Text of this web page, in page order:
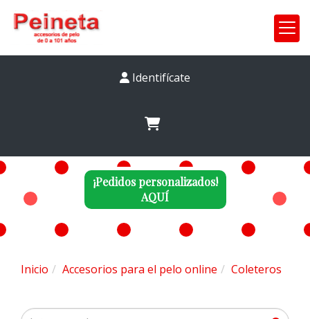
Identifícate
¡Pedidos personalizados!
AQUÍ
Inicio Accesorios para el pelo online Coleteros